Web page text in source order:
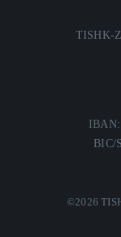
TISHK-
IBAN:
BIC/
©2026